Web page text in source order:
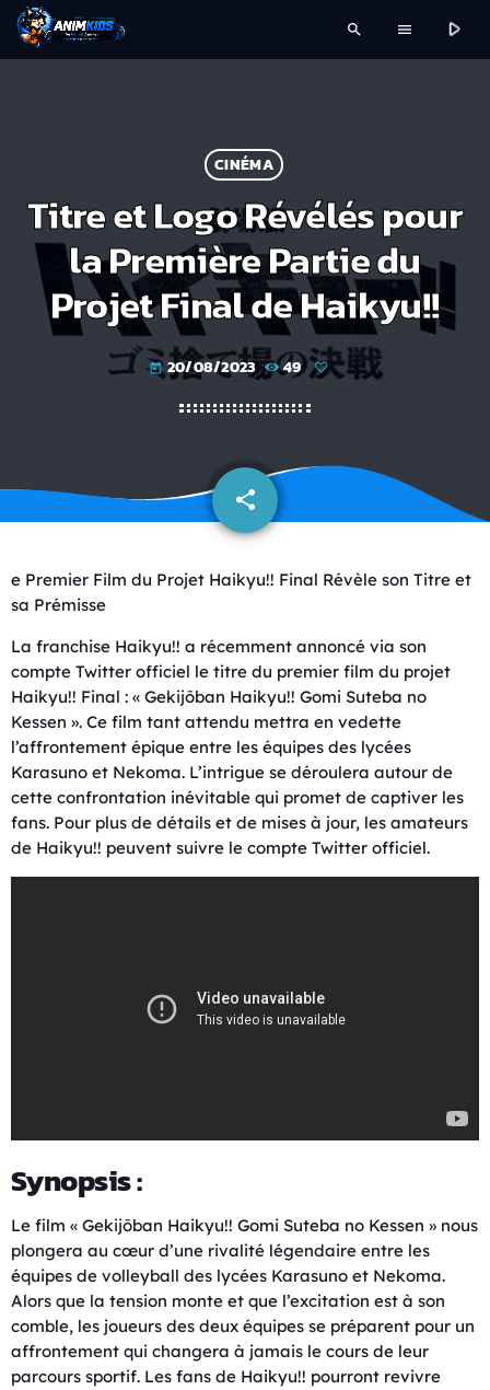
search menu play_arrow
CINÉMA
Titre et Logo Révélés pour
la Première Partie du
Projet Final de Haikyu!!
today 20/08/2023 49
share
email
e Premier Film du Projet Haikyu!! Final Révèle son Titre et
sa Prémisse
La franchise Haikyu!! a récemment annoncé via son
compte Twitter officiel le titre du premier film du projet
Haikyu!! Final : « Gekijōban Haikyu!! Gomi Suteba no
Kessen ». Ce film tant attendu mettra en vedette
l’affrontement épique entre les équipes des lycées
Karasuno et Nekoma. L’intrigue se déroulera autour de
cette confrontation inévitable qui promet de captiver les
fans. Pour plus de détails et de mises à jour, les amateurs
de Haikyu!! peuvent suivre le compte Twitter officiel.
Synopsis :
Le film « Gekijōban Haikyu!! Gomi Suteba no Kessen » nous
plongera au cœur d’une rivalité légendaire entre les
équipes de volleyball des lycées Karasuno et Nekoma.
Alors que la tension monte et que l’excitation est à son
comble, les joueurs des deux équipes se préparent pour un
affrontement qui changera à jamais le cours de leur
parcours sportif. Les fans de Haikyu!! pourront revivre